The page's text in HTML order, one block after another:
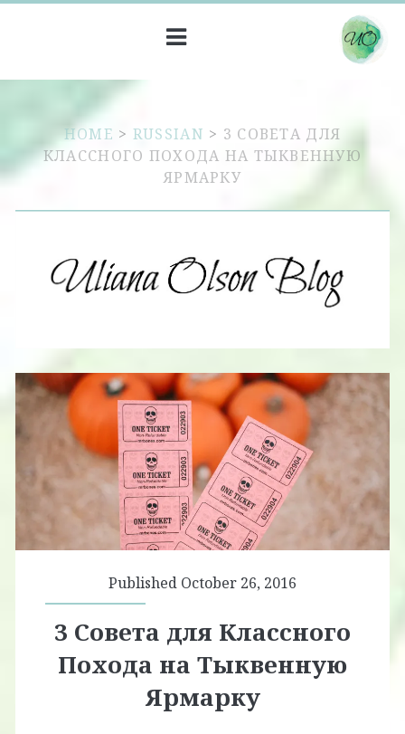
HOME > RUSSIAN > 3 СОВЕТА ДЛЯ
КЛАССНОГО ПОХОДА НА ТЫКВЕННУЮ
ЯРМАРКУ
Published October 26, 2016
3 Совета для Классного
Похода на Тыквенную
Ярмарку